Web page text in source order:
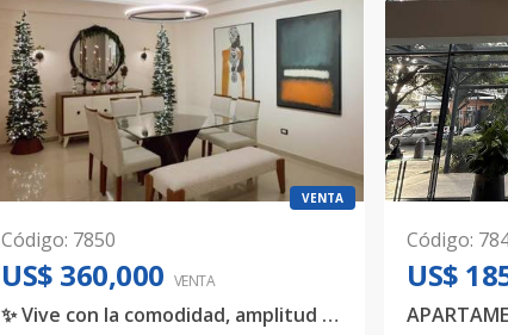
VENTA
Código: 7850
US$ 360,000 VENTA
✨ Vive con la comodidad, amplitud y ubicación que siempre has soñado.
Código:
US$